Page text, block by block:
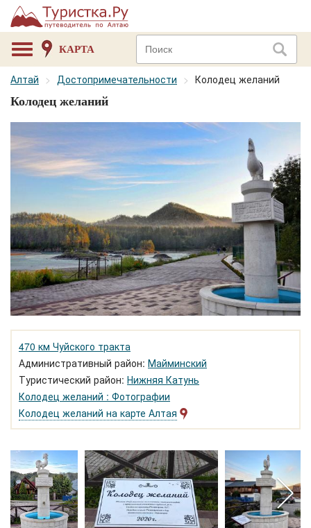
КАРТА
Алтай Достопримечательности
Колодец желаний
Колодец желаний
470 км Чуйского тракта
Административный район: Майминский
Туристический район: Нижняя Катунь
Колодец желаний : Фотографии
Колодец желаний на карте Алтая